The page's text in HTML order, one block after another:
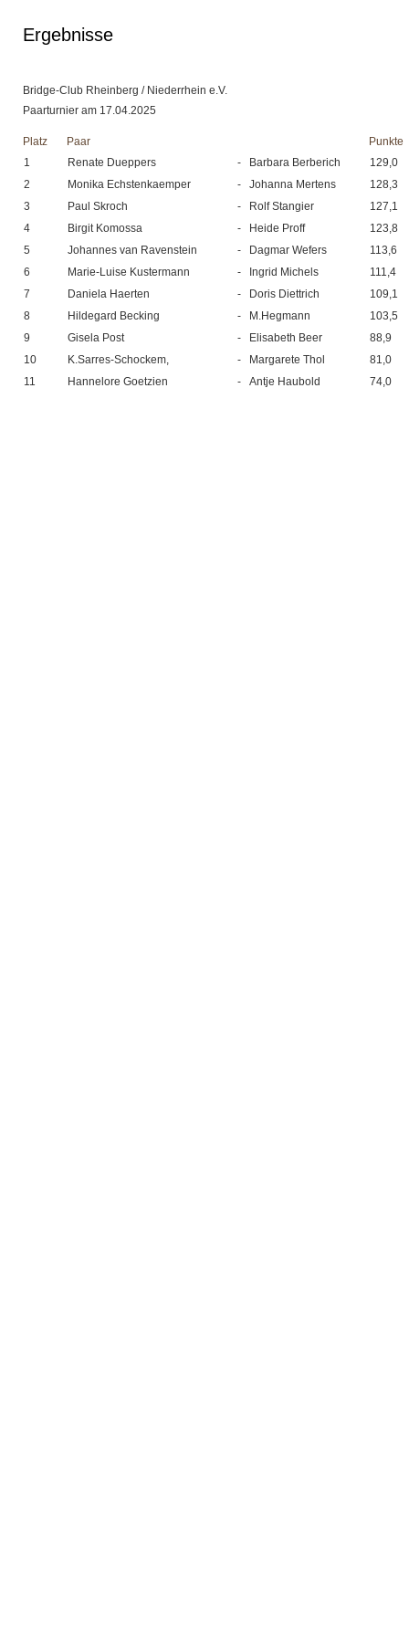
Ergebnisse
Bridge-Club Rheinberg / Niederrhein e.V.
Paarturnier am 17.04.2025
Platz Paar
Punkte
1
Renate Dueppers - Barbara Berberich
129,0
2
Monika Echstenkaemper - Johanna Mertens
128,3
3
Paul Skroch - Rolf Stangier
127,1
4
Birgit Komossa - Heide Proff
123,8
5
Johannes van Ravenstein - Dagmar Wefers
113,6
6
Marie-Luise Kustermann - Ingrid Michels
111,4
7
Daniela Haerten - Doris Diettrich
109,1
8
Hildegard Becking - M.Hegmann
103,5
9
Gisela Post - Elisabeth Beer
88,9
10
K.Sarres-Schockem, - Margarete Thol
81,0
11
Hannelore Goetzien - Antje Haubold 74,0